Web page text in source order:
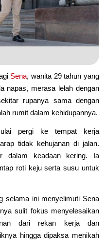
Sena, wanita 29 tahun yang
napas, merasa lelah dengan
rupanya sama dengan
rumit dalam kehidupannya.
pergi ke tempat kerja
tidak kehujanan di jalan.
dalam keadaan kering. Ia
roti keju serta susu untuk
selama ini menyelimuti Sena
sulit fokus menyelesaikan
dari rekan kerja dan
hingga dipaksa menikah